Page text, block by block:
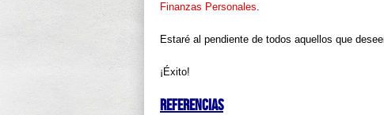
Finanzas Personales.
Estaré al pendiente de todos aquellos que
¡Éxito!
Referencias